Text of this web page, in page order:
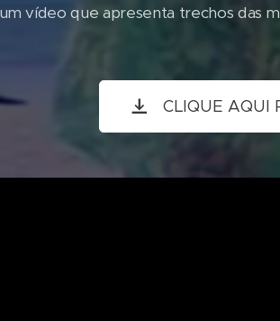
vídeo que apresenta trechos das
CLIQUE AQUI